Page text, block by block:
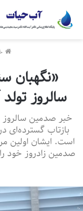
«نگهبان
سالروز
خبر صدمین سالروز
بازتاب گسترده‌ای
است. ایشان اولین
صدمین زادروز خود